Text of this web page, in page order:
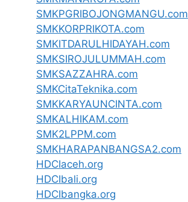
SMKPGRIBOJONGMANGU.com
SMKKORPRIKOTA.com
SMKITDARULHIDAYAH.com
SMKSIROJULUMMAH.com
SMKSAZZAHRA.com
SMKCitaTeknika.com
SMKKARYAUNCINTA.com
SMKALHIKAM.com
SMK2LPPM.com
SMKHARAPANBANGSA2.com
HDCIaceh.org
HDCIbali.org
HDCIbangka.org